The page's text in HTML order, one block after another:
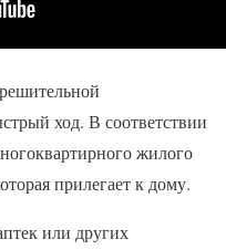
ход. В соответствии
жилого
прилегает к дому.
или других